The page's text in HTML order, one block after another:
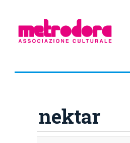
nektar